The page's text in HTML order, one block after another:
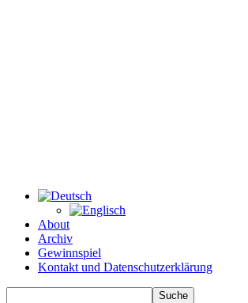
About
Archiv
Gewinnspiel
Kontakt und Datenschutzerklärung